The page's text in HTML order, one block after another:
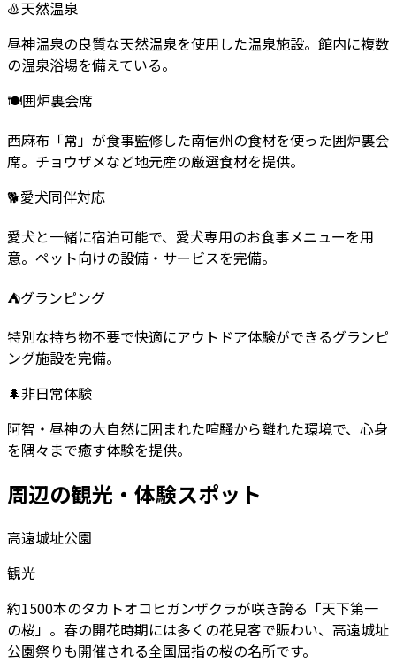
♨天然温泉
昼神温泉の良質な天然温泉を使用した温泉施設。館内に複数
の温泉浴場を備えている。
🍽️囲炉裏会席
西麻布「常」が食事監修した南信州の食材を使った囲炉裏会
席。チョウザメなど地元産の厳選食材を提供。
🐕愛犬同伴対応
愛犬と一緒に宿泊可能で、愛犬専用のお食事メニューを用
意。ペット向けの設備・サービスを完備。
⛺グランピング
特別な持ち物不要で快適にアウトドア体験ができるグランピ
ング施設を完備。
🌲非日常体験
阿智・昼神の大自然に囲まれた喧騒から離れた環境で、心身
を隅々まで癒す体験を提供。
周辺の観光・体験スポット
高遠城址公園
観光
約1500本のタカトオコヒガンザクラが咲き誇る「天下第一
の桜」。春の開花時期には多くの花見客で賑わい、高遠城址
公園祭りも開催される全国屈指の桜の名所です。